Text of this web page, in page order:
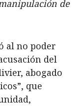
de
al no poder
del
abogado
que